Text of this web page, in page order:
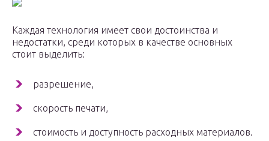
Каждая технология имеет свои достоинства и
недостатки, среди которых в качестве основных
стоит выделить:
разрешение,
скорость печати,
стоимость и доступность расходных материалов.